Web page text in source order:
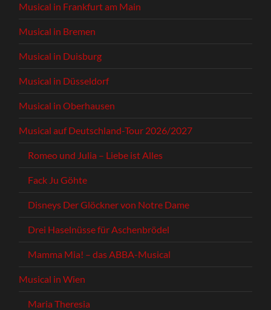
Musical in Frankfurt am Main
Musical in Bremen
Musical in Duisburg
Musical in Düsseldorf
Musical in Oberhausen
Musical auf Deutschland-Tour 2026/2027
Romeo und Julia – Liebe ist Alles
Fack Ju Göhte
Disneys Der Glöckner von Notre Dame
Drei Haselnüsse für Aschenbrödel
Mamma Mia! – das ABBA-Musical
Musical in Wien
Maria Theresia